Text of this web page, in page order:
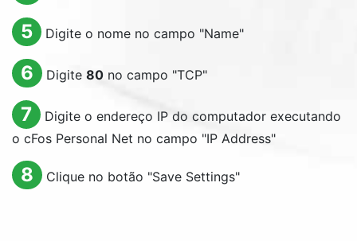
5
Digite o nome no campo "Name"
6 Digite 80no campo "TCP"
7
Digite o endereço IP do computador executando
o cFos Personal Net no campo "IP Address"
8 Clique no botão "Save Settings"